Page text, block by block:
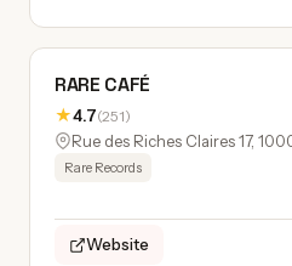
RARE CAFÉ
★4.7(251)
Rue des Riches Claires 17,
Rare Records
Website